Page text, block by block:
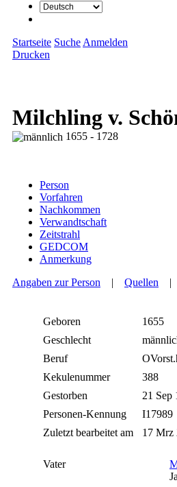
Startseite Suche Anmelden
Drucken
Milchling v.
1655 - 1728
Person
Vorfahren
Nachkommen
Verwandtschaft
Zeitstrahl
GEDCOM
Anmerkung
Angaben zur Person | Quellen |
Geboren
1655
Geschlecht
Beruf
Kekulenummer
388
Gestorben
21 Sep
Personen-Kennung
I17989
Zuletzt bearbeitet am
17 Mrz
Vater